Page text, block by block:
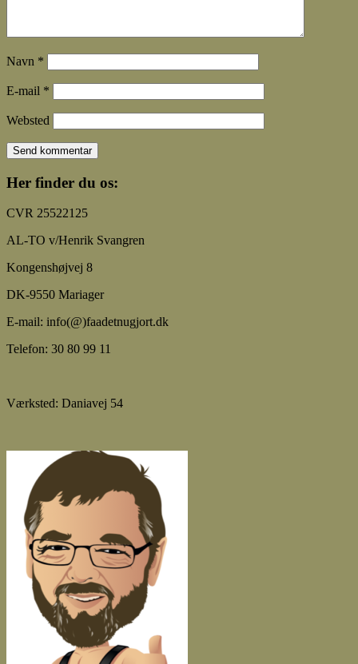
Navn *
E-mail *
Websted
Her finder du os:
CVR 25522125
AL-TO v/Henrik Svangren
Kongenshøjvej 8
DK-9550 Mariager
E-mail: info(@)faadetnugjort.dk
Telefon: 30 80 99 11
Værksted: Daniavej 54